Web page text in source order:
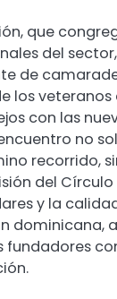
que
del
de
los
con las
no
recorrido,
del Círculo
y la
dominicana,
fundadores